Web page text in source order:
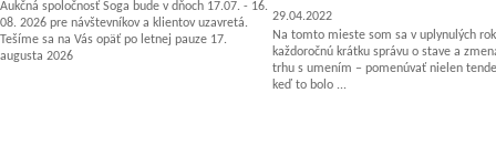
Aukčná spoločnosť Soga bude v dňoch 17.07. - 16.
08. 2026 pre návštevníkov a klientov uzavretá.
Tešíme sa na Vás opäť po letnej pauze 17.
augusta 2026
29.04.2022
Na tomto mieste som sa v uplynulých
každoročnú krátku správu o stave a
trhu s umením – pomenúvať nielen
keď to bolo ...